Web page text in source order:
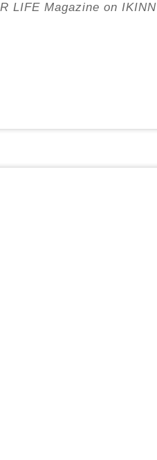
LIFE Magazine on IKINN